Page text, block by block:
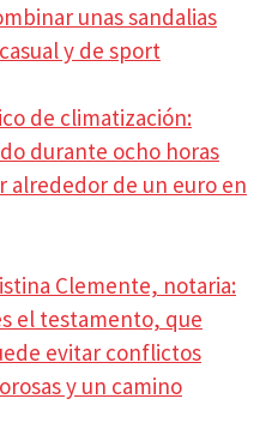
unas sandalias
y de sport
de climatización:
durante ocho horas
alrededor de un euro en
Clemente, notaria:
el testamento, que
evitar conflictos
y un camino